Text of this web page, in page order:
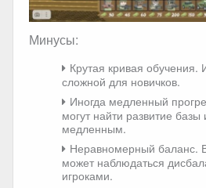
Минусы:
Крутая кривая обучения.
сложной для новичков.
Иногда медленный
могут найти развитие
медленным.
Неравномерный баланс.
может наблюдаться
игроками.